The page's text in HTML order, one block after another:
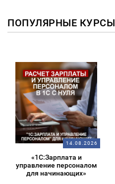
ПОПУЛЯРНЫЕ КУРСЫ
14.08.2026
«1С:Зарплата и
управление персоналом
для начинающих»